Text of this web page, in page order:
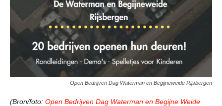
Open Bedrijven Dag Waterman en Begijneweide Rijsbergen
(Bron/foto: Open Bedrijven Dag Waterman en Begijne Weide